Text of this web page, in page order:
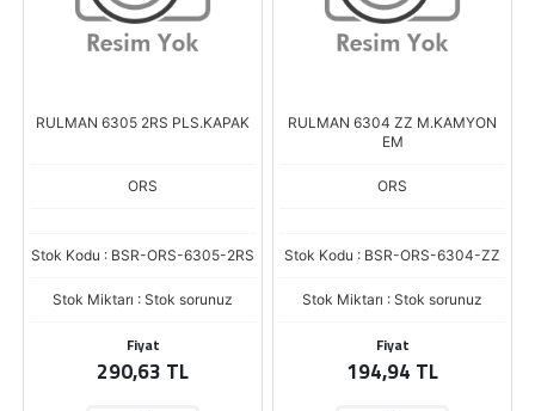
RULMAN 6305 2RS PLS.KAPAK
ORS
Stok Kodu : BSR-ORS-6305-2RS
Stok Miktarı : Stok sorunuz
Fiyat
290,63 TL
RULMAN 6304 ZZ M.KAMYON
EM
ORS
Stok Kodu : BSR-ORS-6304-ZZ
Stok Miktarı : Stok sorunuz
Fiyat
194,94 TL